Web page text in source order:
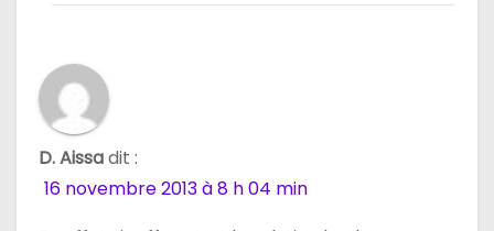
D. Aissadit :
16 novembre 2013 à 8 h 04 min